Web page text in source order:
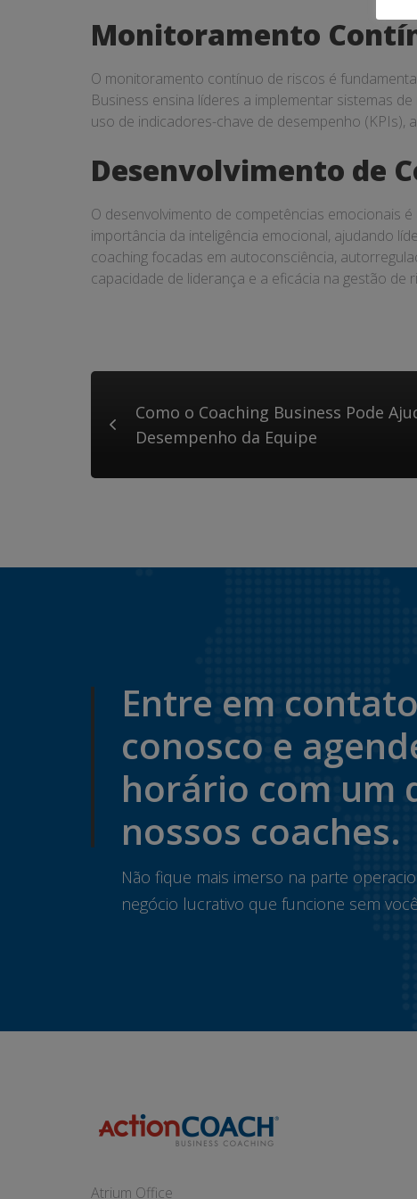
Monitoramento
O monitoramento contínuo de riscos é
Business ensina líderes a implementar sistemas
uso de indicadores-chave de desempenho
Desenvolvimento de
O desenvolvimento de competências emocionais
importância da inteligência emocional, ajudando
coaching focadas em autoconsciência,
capacidade de liderança e a eficácia na gestão de
Como o Coaching Business Pode
Desempenho da Equipe
Entre em contato
conosco e
horário com um
nossos coaches.
Não fique mais imerso na parte
negócio lucrativo que funcione sem
Atrium Office